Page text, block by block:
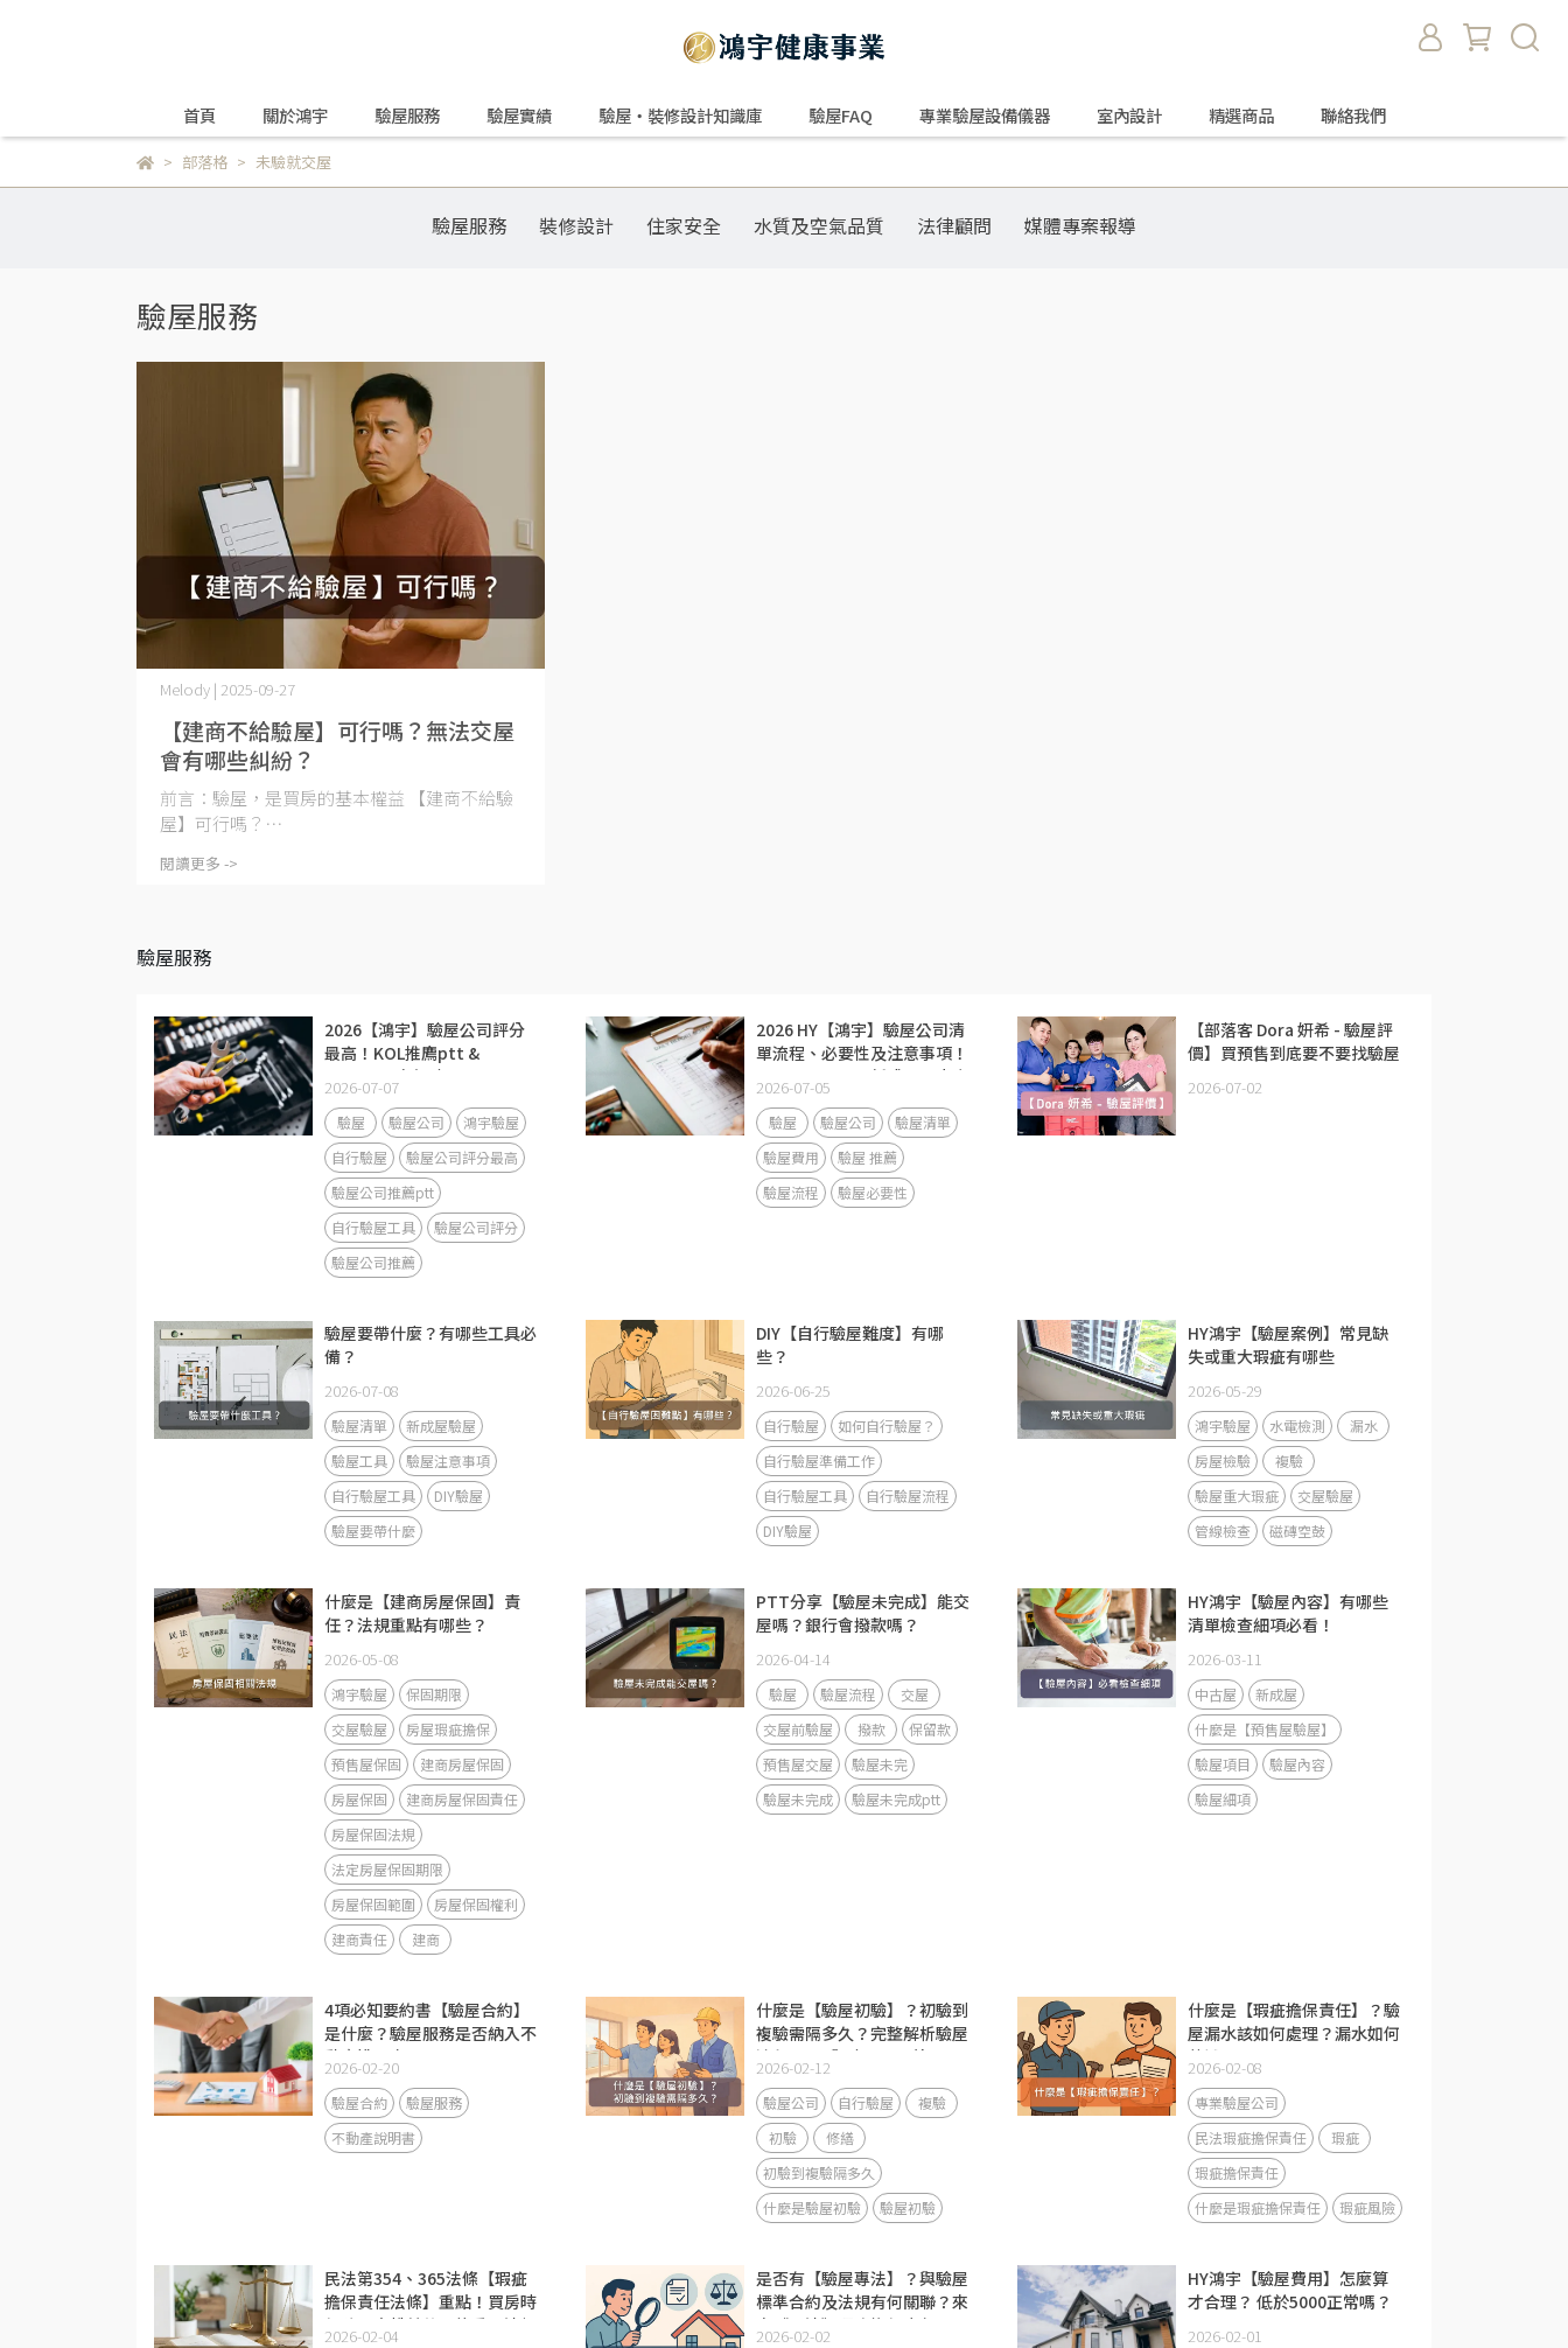
首頁 關於鴻宇 驗屋服務 驗屋實績 驗屋・裝修設計知識庫 驗屋FAQ 專業驗屋設備儀器 室內設計 精選商品 聯絡我們
部落格 未驗就交屋
驗屋服務 裝修設計 住家安全 水質及空氣品質 法律顧問 媒體專案報導
驗屋服務
【建商不給驗屋】可行嗎？無法交屋
會有哪些糾紛？
Melody | 2025-09-27
前言：驗屋，是買房的基本權益 【建商不給驗
屋】可行嗎？⋯
閱讀更多 ->
驗屋服務
2026【鴻宇】驗屋公司評分
最高！KOL推廌ptt &
Mobile01自行驗屋工具
2026-07-07
驗屋 驗屋公司
鴻宇驗屋
自行驗屋
驗屋公司評分最高
驗屋公司推薦ptt
自行驗屋工具
驗屋公司評分
驗屋公司推薦
2026 HY【鴻宇】驗屋公司清
單流程、必要性及注意事項！
Mobile01、ptt新成屋、中古
屋及預售屋檢查表！
2026-07-05
驗屋 驗屋公司
驗屋清單
驗屋費用
驗屋 推薦
驗屋流程
驗屋必要性
【部落客 Dora 妍希 - 驗屋評
價】買預售到底要不要找驗屋
2026-07-02
驗屋要帶什麼？有哪些工具必
備？
2026-07-08
驗屋清單
新成屋驗屋
驗屋工具
驗屋注意事項
自行驗屋工具
DIY驗屋
驗屋要帶什麼
DIY【自行驗屋難度】有哪
些？
2026-06-25
自行驗屋
如何自行驗屋？
自行驗屋準備工作
自行驗屋工具
自行驗屋流程
DIY驗屋
HY鴻宇【驗屋案例】常見缺
失或重大瑕疵有哪些
2026-05-29
鴻宇驗屋 水電檢測
漏水
房屋檢驗
複驗
驗屋重大瑕疵
交屋驗屋
管線檢查
磁磚空鼓
什麼是【建商房屋保固】責
任？法規重點有哪些？
2026-05-08
鴻宇驗屋
保固期限
交屋驗屋
房屋瑕疵擔保
預售屋保固
建商房屋保固
房屋保固
建商房屋保固責任
房屋保固法規
法定房屋保固期限
房屋保固範圍
房屋保固權利
建商責任
建商
PTT分享【驗屋未完成】能交
屋嗎？銀行會撥款嗎？
2026-04-14
驗屋 驗屋流程
交屋
交屋前驗屋
撥款
保留款
預售屋交屋
驗屋未完
驗屋未完成
驗屋未完成ptt
HY鴻宇【驗屋內容】有哪些
清單檢查細項必看！
2026-03-11
中古屋
新成屋
什麼是【預售屋驗屋】
驗屋項目
驗屋內容
驗屋細項
4項必知要約書【驗屋合約】
是什麼？驗屋服務是否納入不
動產說明書？
2026-02-20
驗屋合約
驗屋服務
不動產說明書
什麼是【驗屋初驗】？初驗到
複驗需隔多久？完整解析驗屋
流程、DIY與驗屋公司差異
2026-02-12
驗屋公司 自行驗屋
複驗
初驗
修繕
初驗到複驗隔多久
什麼是驗屋初驗
驗屋初驗
什麼是【瑕疵擔保責任】？驗
屋漏水該如何處理？漏水如何
蒐證？
2026-02-08
專業驗屋公司
民法瑕疵擔保責任
瑕疵
瑕疵擔保責任
什麼是瑕疵擔保責任
瑕疵風險
民法第354、365法條【瑕疵
擔保責任法條】重點！買房時
保障買方權益的兩條重要法規
2026-02-04
是否有【驗屋專法】？與驗屋
標準合約及法規有何關聯？來
自《民法》瑕疵擔保責任？
2026-02-02
HY鴻宇【驗屋費用】怎麼算
才合理？ 低於5000正常嗎？
2026-02-01